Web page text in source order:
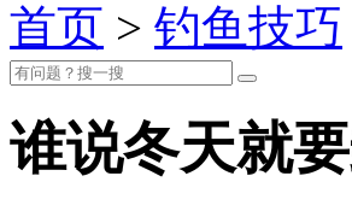
首页 > 钓鱼技巧
谁说冬天就